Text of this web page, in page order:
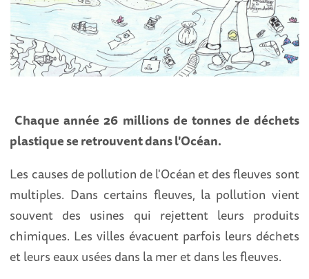
Chaque année 26 millions de tonnes de déchets
plastique se retrouvent dans l'Océan.
Les causes de pollution de l'Océan et des fleuves sont
multiples. Dans certains fleuves, la pollution vient
souvent des usines qui rejettent leurs produits
chimiques. Les villes évacuent parfois leurs déchets
et leurs eaux usées dans la mer et dans les fleuves.